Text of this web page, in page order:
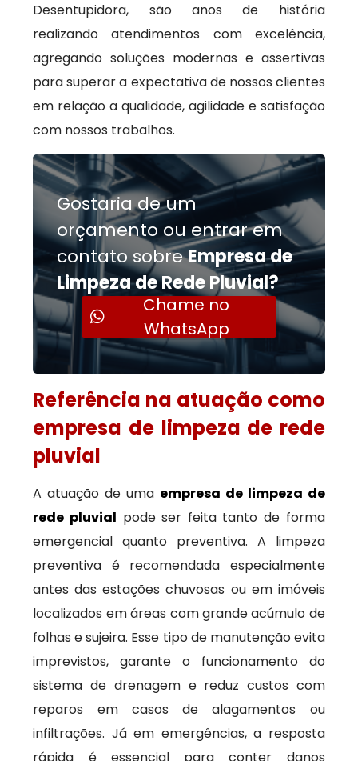
Desentupidora, são anos de história
realizando atendimentos com excelência,
agregando soluções modernas e assertivas
para superar a expectativa de nossos clientes
em relação a qualidade, agilidade e satisfação
com nossos trabalhos.
Gostaria de um
orçamento ou entrar em
contato sobreEmpresa de
Limpeza de Rede Pluvial?
Chame no
WhatsApp
Referência na atuação como
empresa de limpeza de rede
pluvial
A atuação de uma empresa de limpeza de
rede pluvial pode ser feita tanto de forma
emergencial quanto preventiva. A limpeza
preventiva é recomendada especialmente
antes das estações chuvosas ou em imóveis
localizados em áreas com grande acúmulo de
folhas e sujeira. Esse tipo de manutenção evita
imprevistos, garante o funcionamento do
sistema de drenagem e reduz custos com
reparos em casos de alagamentos ou
infiltrações. Já em emergências, a resposta